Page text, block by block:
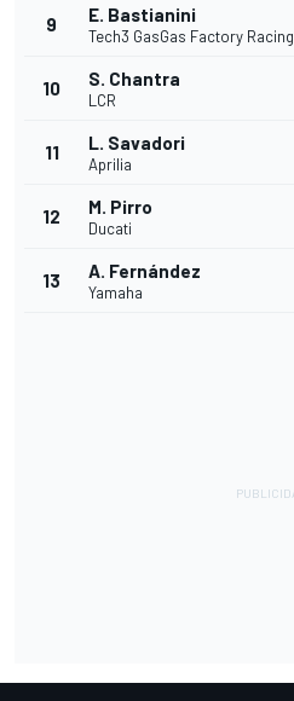
9 E. Bastianini
Tech3 GasGas Factory Racing
10 S. Chantra
LCR
11 L. Savadori
Aprilia
12 M. Pirro
Ducati
13 A. Fernández
Yamaha